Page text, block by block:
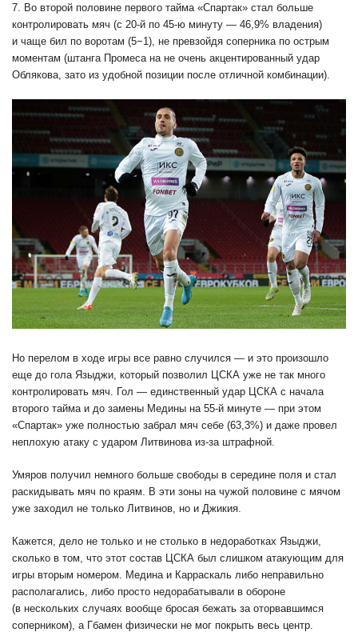
7. Во второй половине первого тайма «Спартак» стал больше
контролировать мяч (с 20-й по 45-ю минуту — 46,9% владения)
и чаще бил по воротам (5−1), не превзойдя соперника по острым
моментам (штанга Промеса на не очень акцентированный удар
Облякова, зато из удобной позиции после отличной комбинации).
Но перелом в ходе игры все равно случился — и это произошло
еще до гола Языджи, который позволил ЦСКА уже не так много
контролировать мяч. Гол — единственный удар ЦСКА с начала
второго тайма и до замены Медины на 55-й минуте — при этом
«Спартак» уже полностью забрал мяч себе (63,3%) и даже провел
неплохую атаку с ударом Литвинова из-за штрафной.
Умяров получил немного больше свободы в середине поля и стал
раскидывать мяч по краям. В эти зоны на чужой половине с мячом
уже заходил не только Литвинов, но и Джикия.
Кажется, дело не только и не столько в недоработках Языджи,
сколько в том, что этот состав ЦСКА был слишком атакующим для
игры вторым номером. Медина и Карраскаль либо неправильно
располагались, либо просто недорабатывали в обороне
(в нескольких случаях вообще бросая бежать за оторвавшимся
соперником), а Гбамен физически не мог покрыть весь центр.